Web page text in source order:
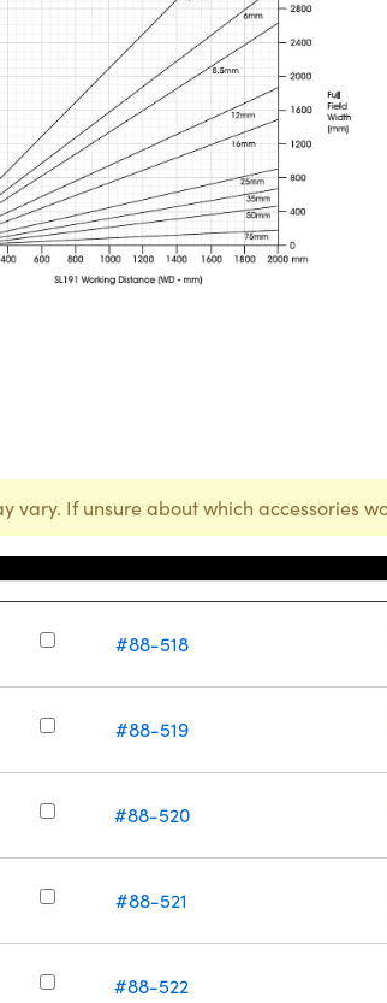
If unsure about which accessories
#88-518
#88-519
#88-520
#88-521
#88-522